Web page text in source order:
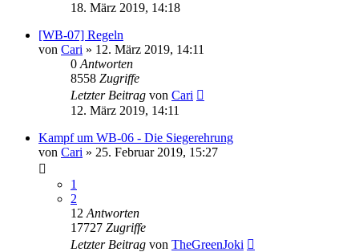
18. März 2019, 14:18
[WB-07] Regeln
von Cari » 12. März 2019, 14:11
0 Antworten
8558 Zugriffe
Letzter Beitrag von Cari
12. März 2019, 14:11
Kampf um WB-06 - Die Siegerehrung
von Cari » 25. Februar 2019, 15:27
1
2
12 Antworten
17727 Zugriffe
Letzter Beitrag von TheGreenJoki